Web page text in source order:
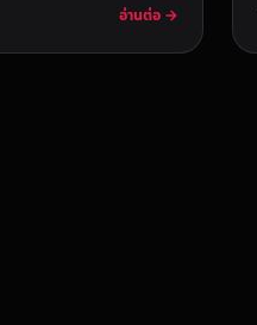
อ่านต่อ →